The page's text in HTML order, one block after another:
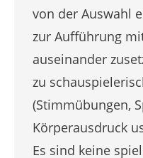
von der Auswahl
zur Aufführung
auseinander
zu
(Stimmübungen,
Körperausdruck
Es sind keine